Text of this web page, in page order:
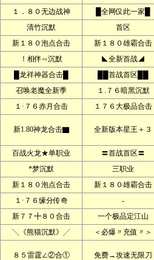
１．８０无边战神 █全网仅此一家█
清竹沉默
首区
新１８０泡点合击
新１８０雄霸合击
！相伴∽沉默
◣全新首战◢
█龙祥神器合击█
██首战首区██
召唤老魔全新季
１.７６暗黑沉默
１·７６赤月合击
１７６大极品合击
新1.80神龙合击▇ 全新版本星王＋３
百战火龙★单职业 〓首战首区〓
*梦沉默
三职业
新１８０泡点合击
新１８０雄霸合击
１·７６缘分传奇
-
新７７╋８０合击
一个极品定江山
╲《熊猫沉默》╱
＜必爆〃充值〃＞
８５雷霆∠②合① 免费→攻速无限刀